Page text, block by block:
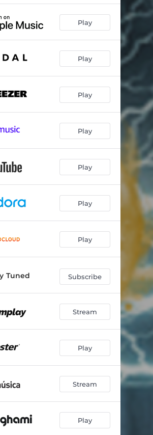
siempre
03:53
02:44
Rudeza y fuerza en mi corazon 03:26
03:19
Play
Play
Play
Play
Play
Play
Play
Tuned Subscribe
Stream
Play
Stream
Play